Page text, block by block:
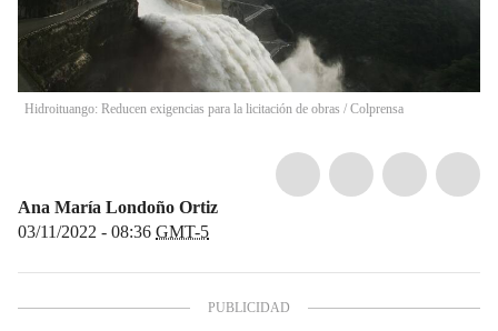
Hidroituango: Reducen exigencias para la licitación de obras / Colprensa
Ana María Londoño Ortiz
03/11/2022 - 08:36 GMT-5